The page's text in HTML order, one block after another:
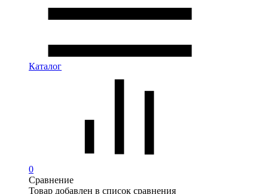
Каталог
0
Сравнение
Товар добавлен в список сравнения